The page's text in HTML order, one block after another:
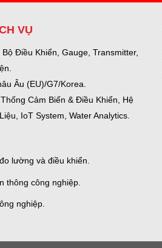
VỤ
Điều Khiển, Gauge, Transmitter,
Âu (EU)/G7/Korea.
Cảm Biến & Điều Khiển, Hệ
IoT System, Water Analytics.
lường và điều khiển.
thông công nghiệp.
nghiệp.